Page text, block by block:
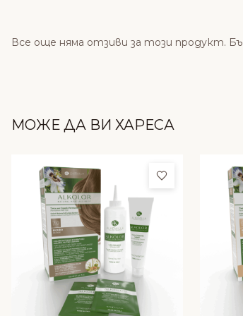
Все още няма отзиви за този продукт.
МОЖЕ ДА ВИ ХАРЕСА
Добави в